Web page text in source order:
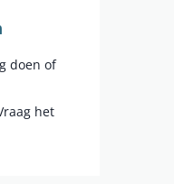
doen of
het